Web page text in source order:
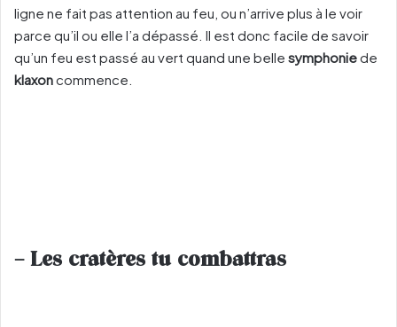
ligne ne fait pas attention au feu, ou n’arrive plus à le voir
parce qu’il ou elle l’a dépassé. Il est donc facile de savoir
qu’un feu est passé au vert quand une belle symphoniede
klaxoncommence.
– Les cratères tu combattras